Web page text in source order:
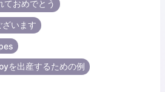
ておめでとう
います
を出産するための例